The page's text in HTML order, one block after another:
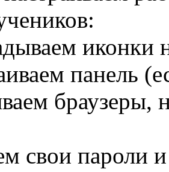
иконки
панель
браузеры,
свои пароли